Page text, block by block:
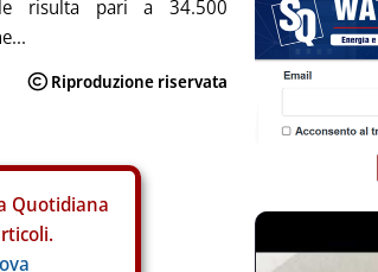
risulta pari a 34.500
Quotidiana